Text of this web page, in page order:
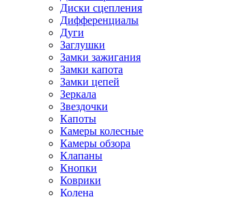
Диски сцепления
Дифференциалы
Дуги
Заглушки
Замки зажигания
Замки капота
Замки цепей
Зеркала
Звездочки
Капоты
Камеры колесные
Камеры обзора
Клапаны
Кнопки
Коврики
Колена